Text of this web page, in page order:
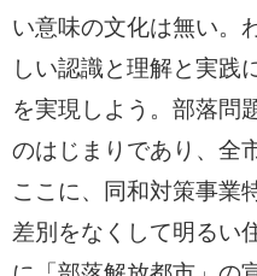
い意味の文化は無い。
しい認識と理解と実践
を実現しよう。部落問
のはじまりであり、全
ここに、同和対策事業
差別をなくして明るい